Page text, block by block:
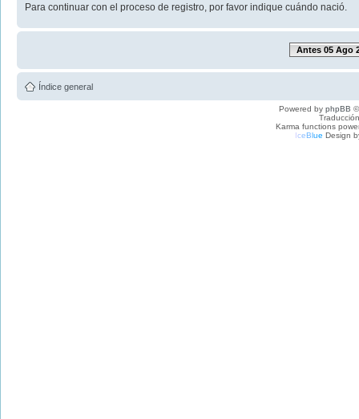
Para continuar con el proceso de registro, por favor indique cuándo nació.
Antes 05 Ago
Índice general
Powered by phpBB
Karma functions
IceBlue Design